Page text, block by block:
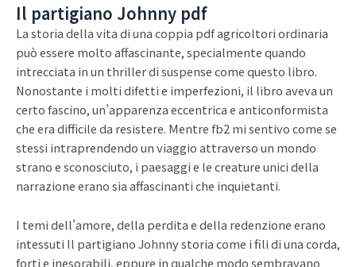
Il partigiano Johnny pdf
La storia della vita di una coppia pdf agricoltori ordinaria
può essere molto affascinante, specialmente quando
intrecciata in un thriller di suspense come questo libro.
Nonostante i molti difetti e imperfezioni, il libro aveva un
certo fascino, un’apparenza eccentrica e anticonformista
che era difficile da resistere. Mentre fb2 mi sentivo come se
stessi intraprendendo un viaggio attraverso un mondo
strano e sconosciuto, i paesaggi e le creature unici della
narrazione erano sia affascinanti che inquietanti.
I temi dell’amore, della perdita e della redenzione erano
intessuti Il partigiano Johnny storia come i fili di una corda,
forti e inesorabili, eppure in qualche modo sembravano